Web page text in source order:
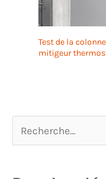
Test de la
mitigeur